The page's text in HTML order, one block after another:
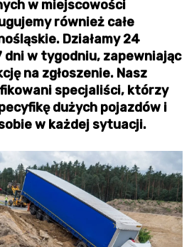
w miejscowości
również całe
Działamy 24
dni w tygodniu, zapewniając
na zgłoszenie. Nasz
specjaliści, którzy
dużych pojazdów i
w każdej sytuacji.